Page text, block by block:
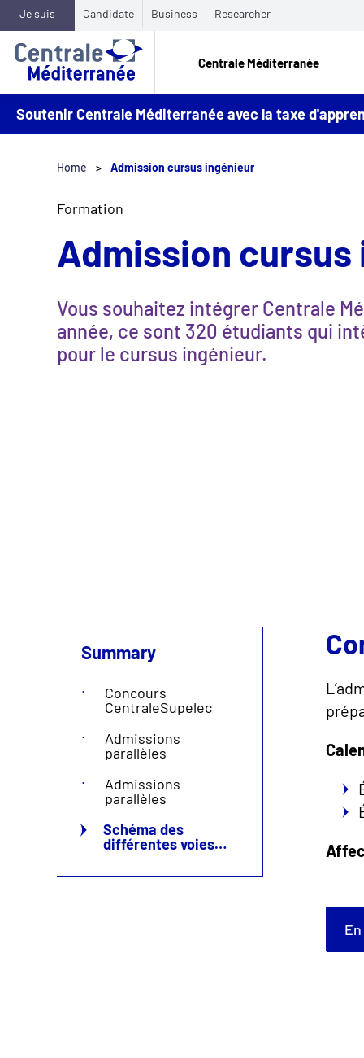
Je suis Candidate Business Researcher
Centrale Méditerranée
Soutenir Centrale Méditerranée avec la taxe
Home Admission cursus ingénieur
Formation
Admission cursus
Vous souhaitez intégrer Centrale
année, ce sont 320 étudiants qui
pour le cursus ingénieur.
Summary
Concours
CentraleSupelec
Admissions
parallèles
Admissions
parallèles
Schéma des
différentes voies
ingénieur